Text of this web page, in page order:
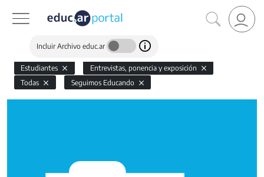
Incluir Archivo educ.ar
Estudiantes
Entrevistas, ponencia y exposición
Todas
Seguimos Educando